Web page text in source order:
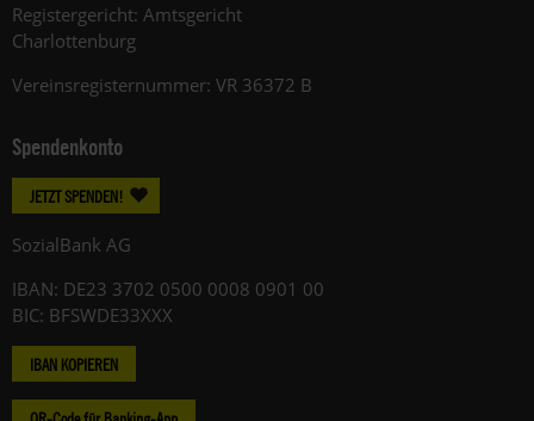
Registergericht: Amtsgericht
Charlottenburg
Vereinsregisternummer: VR 36372 B
Spendenkonto
JETZT SPENDEN!
SozialBank AG
IBAN: DE23 3702 0500 0008 0901 00
BIC: BFSWDE33XXX
IBAN KOPIEREN